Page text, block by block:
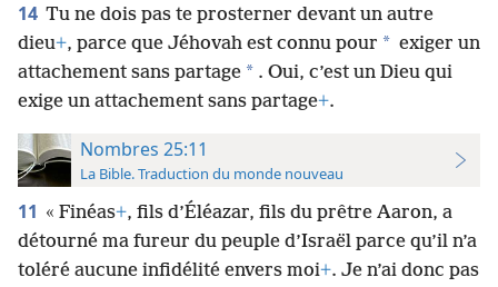
14 Tu ne dois pas te prosterner devant un autre
dieu+, parce que Jéhovah est connu pour * exiger un
attachement sans partage * . Oui, c’est un Dieu qui
exige un attachement sans partage+.
Nombres 25:11
La Bible. Traduction du monde nouveau
11 « Finéas+, fils d’Éléazar, fils du prêtre Aaron, a
détourné ma fureur du peuple d’Israël parce qu’il n’a
toléré aucune infidélité envers moi+. Je n’ai donc pas